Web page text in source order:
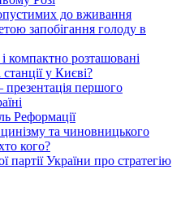
до вживання
запобігання голоду в
компактно розташовані
у Києві?
першого
Реформації
та чиновницького
кого?
партії України про стратегію